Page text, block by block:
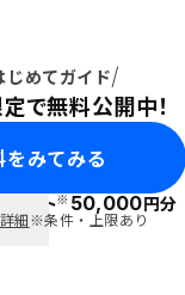
じめてガイド
で無料公開中！
をみてみる
ポイント※50,000円分
細※条件・上限あり